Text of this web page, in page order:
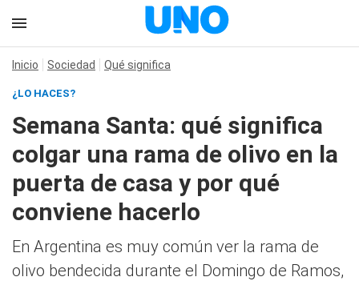
Inicio Sociedad Qué significa
¿LO HACES?
Semana Santa: qué significa
colgar una rama de olivo en la
puerta de casa y por qué
conviene hacerlo
En Argentina es muy común ver la rama de
olivo bendecida durante el Domingo de Ramos,